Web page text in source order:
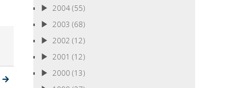
2004(55)
2003 (68)
2002 (12)
2001 (12)
2000 (13)